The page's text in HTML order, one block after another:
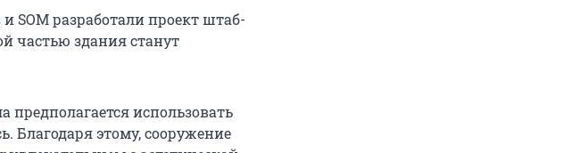
SOM разработали проект штаб-
частью здания станут
предполагается использовать
Благодаря этому, сооружение